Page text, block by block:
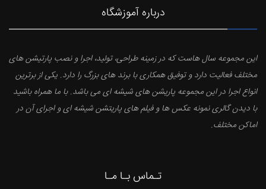
درباره آموزشگاه
این مجموعه سال هاست که در زمینه طراحی، تولید، اجرا و نصب پارتیشن های
مختلف فعالیت دارد و توفیق همکاری با برند های بزرگ را دارد. یکی از برترین
انواع اجرا در این مجموعه پاریشن های شیشه ای می باشد. با ما همراه باشید
با دیدن گالری نمونه عکس ها و فیلم های پاریتشن شیشه ای و اجرای آن در
اماکن مختلف.
تـماس بـا مـا